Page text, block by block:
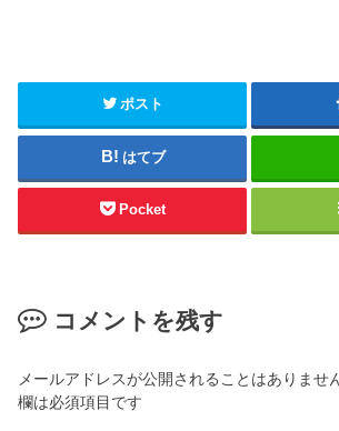
ポスト
はてブ
Pocket
コメントを残す
メールアドレスが公開されることはありませ
欄は必須項目です